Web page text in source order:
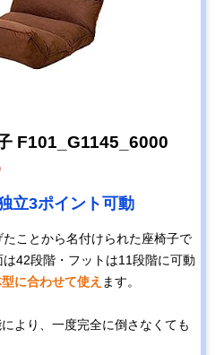
F101_G1145_6000
立3ポイント可動
ことから名付けられた座椅子で
42段階・フットは11段階に可動
に合わせて使え ます。
より、一度完全に倒さなくても